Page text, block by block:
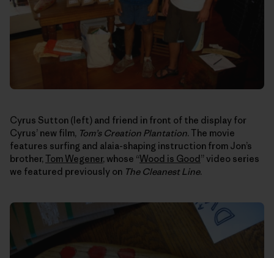
Cyrus Sutton (left) and friend in front of the display for
Cyrus’ new film, Tom’s Creation Plantation. The movie
features surfing and alaia-shaping instruction from Jon’s
brother,Tom Wegener, whose “Wood is Good ” video series
we featured previously on The Cleanest Line.